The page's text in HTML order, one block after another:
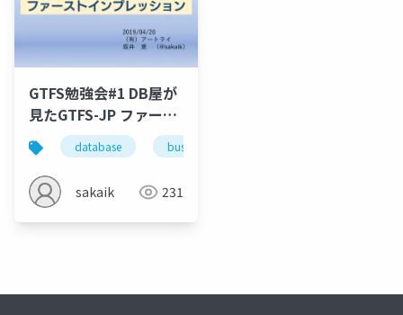
GTFS勉強会#1 DB屋が
見たGTFS-JP ファース
ト・インプレッション
database bus
sakaik 231